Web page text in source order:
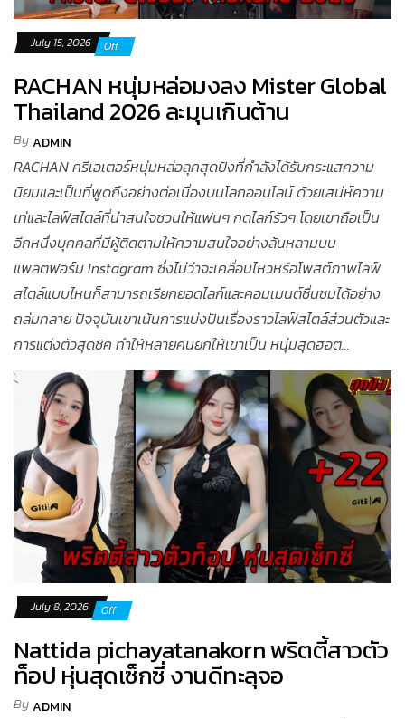
July 15, 2026 Off
RACHAN หนุ่มหล่อมงลง Mister Global
Thailand 2026 ละมุนเกินต้าน
ByADMIN
RACHAN ครีเอเตอร์หนุ่มหล่อลุคสุดปังที่กำลังได้รับกระแสความ
นิยมและเป็นที่พูดถึงอย่างต่อเนื่องบนโลกออนไลน์ ด้วยเสน่ห์ความ
เท่และไลฟ์สไตล์ที่น่าสนใจชวนให้แฟนๆ กดไลก์รัวๆ โดยเขาถือเป็น
อีกหนึ่งบุคคลที่มีผู้ติดตามให้ความสนใจอย่างล้นหลามบน
แพลตฟอร์ม Instagram ซึ่งไม่ว่าจะเคลื่อนไหวหรือโพสต์ภาพไลฟ์
สไตล์แบบไหนก็สามารถเรียกยอดไลก์และคอมเมนต์ชื่นชมได้อย่าง
ถล่มทลาย ปัจจุบันเขาเน้นการแบ่งปันเรื่องราวไลฟ์สไตล์ส่วนตัวและ
การแต่งตัวสุดชิค ทำให้หลายคนยกให้เขาเป็น หนุ่มสุดฮอต...
July 8, 2026 Off
Nattida pichayatanakorn พริตตี้สาวตัว
ท็อป หุ่นสุดเซ็กซี่ งานดีทะลุจอ
ByADMIN